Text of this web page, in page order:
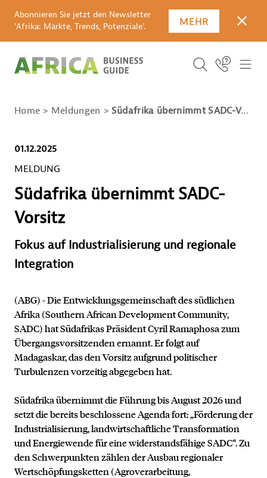
Abonnieren Sie jetzt den Newsletter
'Afrika: Märkte, Trends, Potenziale'.
MEHR
ICON
SUCHBEGRIFF
SUCHEN
Icon Link
Home Meldungen Südafrika übernimmt SADC-Vorsitz
01.12.2025
MELDUNG
Südafrika übernimmt SADC-
Vorsitz
Fokus auf Industrialisierung und regionale
Integration
(ABG) - Die Entwicklungsgemeinschaft des südlichen
Afrika (Southern African Development Community,
SADC) hat Südafrikas Präsident Cyril Ramaphosa zum
Übergangsvorsitzenden ernannt. Er folgt auf
Madagaskar, das den Vorsitz aufgrund politischer
Turbulenzen vorzeitig abgegeben hat.
Südafrika übernimmt die Führung bis August 2026 und
setzt die bereits beschlossene Agenda fort: „Förderung der
Industrialisierung, landwirtschaftliche Transformation
und Energiewende für eine widerstandsfähige SADC“. Zu
den Schwerpunkten zählen der Ausbau regionaler
Wertschöpfungsketten (Agroverarbeitung,